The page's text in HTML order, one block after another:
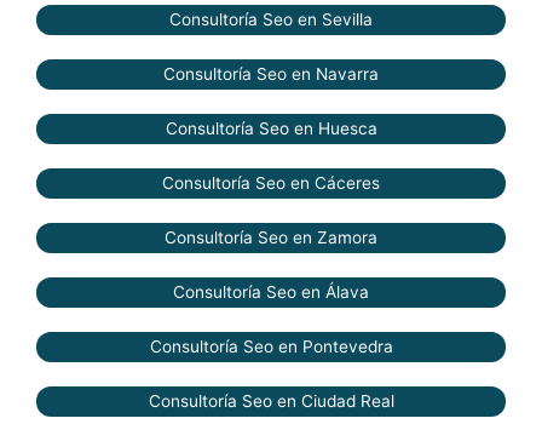
Consultoría Seo en Sevilla
Consultoría Seo en Navarra
Consultoría Seo en Huesca
Consultoría Seo en Cáceres
Consultoría Seo en Zamora
Consultoría Seo en Álava
Consultoría Seo en Pontevedra
Consultoría Seo en Ciudad Real